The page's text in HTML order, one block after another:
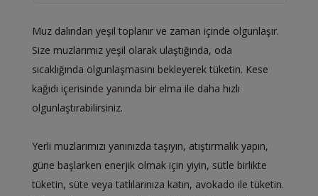
Muz dalından yeşil toplanır ve zaman içinde olgunlaşır.
Size muzlarımız yeşil olarak ulaştığında, oda
sıcaklığında olgunlaşmasını bekleyerek tüketin. Kese
kağıdı içerisinde yanında bir elma ile daha hızlı
olgunlaştırabilirsiniz.
Yerli muzlarımızı yanınızda taşıyın, atıştırmalık yapın,
güne başlarken enerjik olmak için yiyin, sütle birlikte
tüketin, süte veya tatlılarınıza katın, avokado ile tüketin.